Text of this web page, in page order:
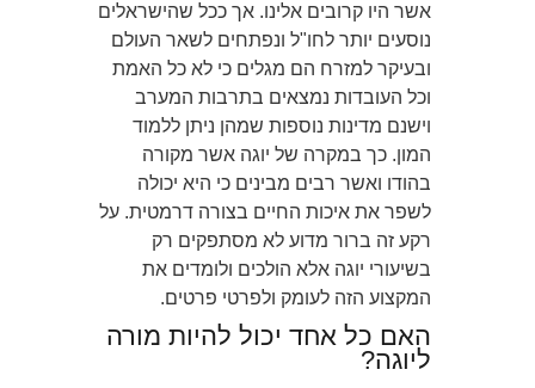
אשר היו קרובים אלינו. אך ככל שהישראלים
נוסעים יותר לחו"ל ונפתחים לשאר העולם
ובעיקר למזרח הם מגלים כי לא כל האמת
וכל העובדות נמצאים בתרבות המערב
וישנם מדינות נוספות שמהן ניתן ללמוד
המון. כך במקרה של יוגה אשר מקורה
בהודו ואשר רבים מבינים כי היא יכולה
לשפר את איכות החיים בצורה דרמטית. על
רקע זה ברור מדוע לא מסתפקים רק
בשיעורי יוגה אלא הולכים ולומדים את
המקצוע הזה לעומק ולפרטי פרטים.
האם כל אחד יכול להיות מורה
ליוגה?